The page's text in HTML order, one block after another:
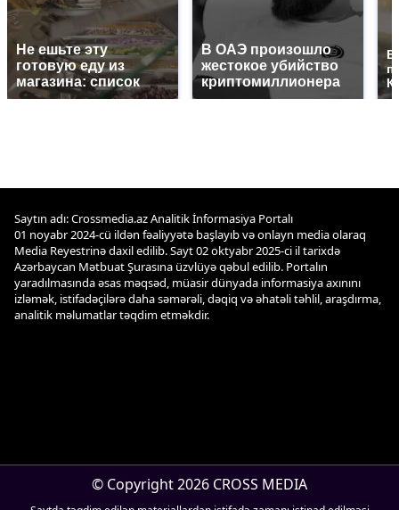
Не ешьте эту
готовую еду из
магазина: список
В ОАЭ произошло
жестокое убийство
криптомиллионера
Saytın adı: Crossmedia.az Analitik İnformasiya Portalı
01 noyabr 2024-cü ildən fəaliyyətə başlayıb və onlayn media olaraq
Media Reyestrinə daxil edilib. Sayt 02 oktyabr 2025-ci il tarixdə
Azərbaycan Mətbuat Şurasına üzvlüyə qəbul edilib. Portalın
yaradılmasında əsas məqsəd, müasir dünyada informasiya axınını
izləmək, istifadəçilərə daha səmərəli, dəqiq və əhatəli təhlil, araşdırma,
analitik məlumatlar təqdim etməkdir.
© Copyright 2026 CROSS MEDIA